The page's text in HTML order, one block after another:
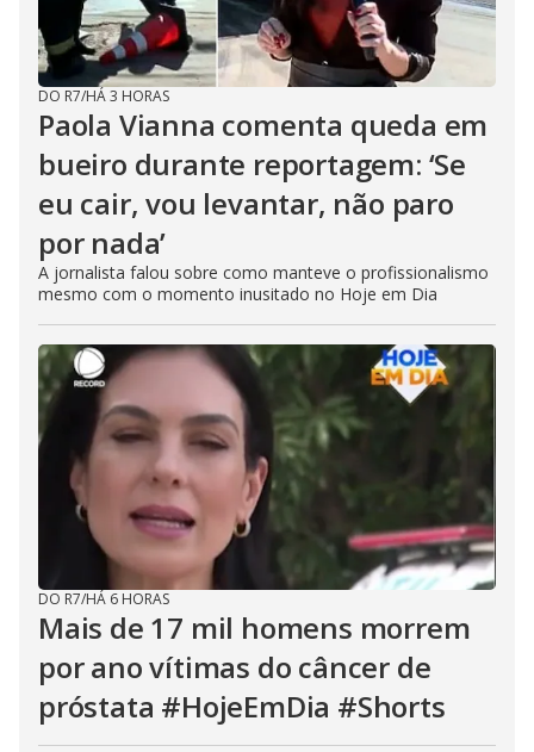
DO R7/HÁ 3 HORAS
Paola Vianna comenta queda em
bueiro durante reportagem: ‘Se
eu cair, vou levantar, não paro
por nada’
A jornalista falou sobre como manteve o profissionalismo
mesmo com o momento inusitado no Hoje em Dia
DO R7/HÁ 6 HORAS
Mais de 17 mil homens morrem
por ano vítimas do câncer de
próstata #HojeEmDia #Shorts